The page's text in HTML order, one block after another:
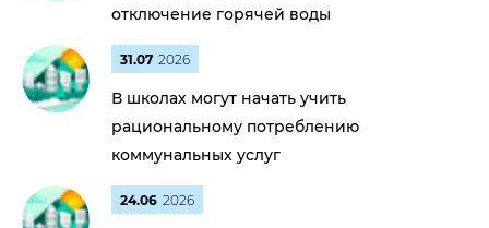
отключение горячей воды
31.07 2026
В школах могут начать учить
рациональному потреблению
коммунальных услуг
24.06 2026